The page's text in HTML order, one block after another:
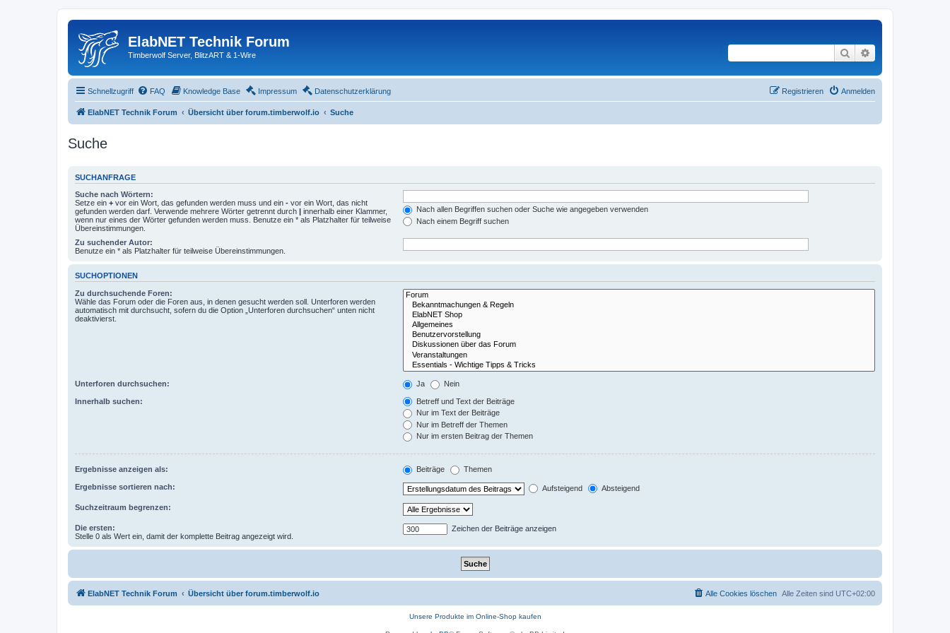
ElabNET Technik Forum
Timberwolf Server, BlitzART & 1-Wire Suche
Schnellzugriff FAQ Knowledge Base Impressum Datenschutzerklärung Anmelden
Registrieren
ElabNET Technik Forum Übersicht über forum.timberwolf.io Suche
Suche
SUCHANFRAGE
Suche nach Wörtern:
Setze ein + vor ein Wort, das gefunden werden muss und ein - vor ein Wort, das nicht
gefunden werden darf. Verwende mehrere Wörter getrennt durch | innerhalb einer Klammer,
wenn nur eines der Wörter gefunden werden muss. Benutze ein * als Platzhalter für teilweise
Übereinstimmungen.
Nach allen Begriffen suchen oder Suche wie angegeben verwenden
Nach einem Begriff suchen
Zu suchender Autor:
Benutze ein * als Platzhalter für teilweise Übereinstimmungen.
SUCHOPTIONEN
Zu durchsuchende Foren:
Wähle das Forum oder die Foren aus, in denen gesucht werden soll. Unterforen werden
automatisch mit durchsucht, sofern du die Option „Unterforen durchsuchen“ unten nicht
deaktivierst.
Unterforen durchsuchen: Ja Nein
Innerhalb suchen:
Betreff und Text der Beiträge
Nur im Text der Beiträge
Nur im Betreff der Themen
Nur im ersten Beitrag der Themen
Ergebnisse anzeigen als: Beiträge Themen
Ergebnisse sortieren nach: Aufsteigend Absteigend
Suchzeitraum begrenzen:
Die ersten:
Stelle 0 als Wert ein, damit der komplette Beitrag angezeigt wird.
Zeichen der Beiträge anzeigen
ElabNET Technik Forum Übersicht über forum.timberwolf.io Alle Zeiten sind UTC+02:00
Alle Cookies löschen
Unsere Produkte im Online-Shop kaufen